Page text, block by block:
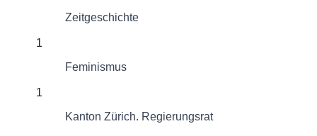
Zeitgeschichte
1
Feminismus
1
Kanton Zürich. Regierungsrat